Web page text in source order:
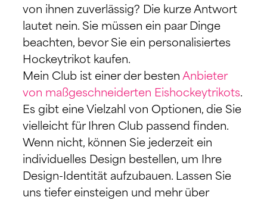
von ihnen zuverlässig? Die kurze Antwort
lautet nein. Sie müssen ein paar Dinge
beachten, bevor Sie ein personalisiertes
Hockeytrikot kaufen.
Mein Club ist einer der bestenAnbieter
von maßgeschneiderten Eishockeytrikots.
Es gibt eine Vielzahl von Optionen, die Sie
vielleicht für Ihren Club passend finden.
Wenn nicht, können Sie jederzeit ein
individuelles Design bestellen, um Ihre
Design-Identität aufzubauen. Lassen Sie
uns tiefer einsteigen und mehr über